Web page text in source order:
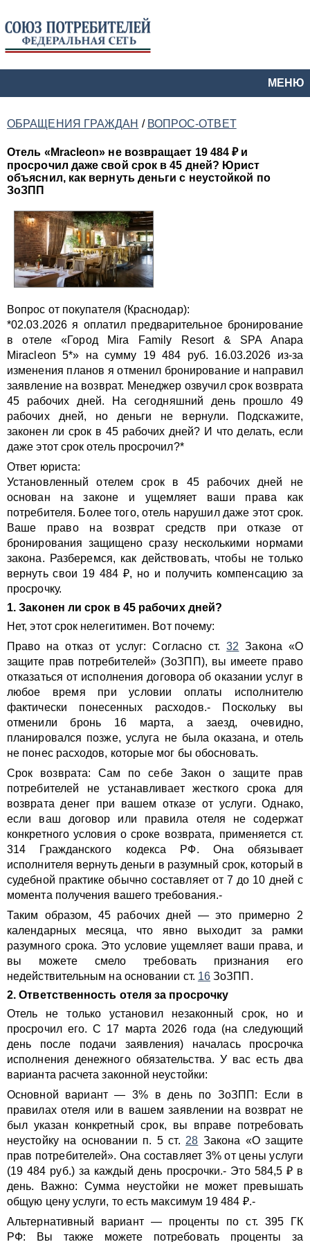
МЕНЮ
ОБРАЩЕНИЯ ГРАЖДАН / ВОПРОС-ОТВЕТ
Отель «Mracleon» не возвращает 19 484 ₽ и
просрочил даже свой срок в 45 дней? Юрист
объяснил, как вернуть деньги с неустойкой по
ЗоЗПП
Вопрос от покупателя (Краснодар):
*02.03.2026 я оплатил предварительное бронирование
в отеле «Город Mira Family Resort & SPA Anapa
Miracleon 5*» на сумму 19 484 руб. 16.03.2026 из-за
изменения планов я отменил бронирование и направил
заявление на возврат. Менеджер озвучил срок возврата
45 рабочих дней. На сегодняшний день прошло 49
рабочих дней, но деньги не вернули. Подскажите,
законен ли срок в 45 рабочих дней? И что делать, если
даже этот срок отель просрочил?*
Ответ юриста:
Установленный отелем срок в 45 рабочих дней не
основан на законе и ущемляет ваши права как
потребителя. Более того, отель нарушил даже этот срок.
Ваше право на возврат средств при отказе от
бронирования защищено сразу несколькими нормами
закона. Разберемся, как действовать, чтобы не только
вернуть свои 19 484 ₽, но и получить компенсацию за
просрочку.
1. Законен ли срок в 45 рабочих дней?
Нет, этот срок нелегитимен. Вот почему:
Право на отказ от услуг: Согласно ст.32 Закона «О
защите прав потребителей» (ЗоЗПП), вы имеете право
отказаться от исполнения договора об оказании услуг в
любое время при условии оплаты исполнителю
фактически понесенных расходов.- Поскольку вы
отменили бронь 16 марта, а заезд, очевидно,
планировался позже, услуга не была оказана, и отель
не понес расходов, которые мог бы обосновать.
Срок возврата: Сам по себе Закон о защите прав
потребителей не устанавливает жесткого срока для
возврата денег при вашем отказе от услуги. Однако,
если ваш договор или правила отеля не содержат
конкретного условия о сроке возврата, применяется ст.
314 Гражданского кодекса РФ. Она обязывает
исполнителя вернуть деньги в разумный срок, который в
судебной практике обычно составляет от 7 до 10 дней с
момента получения вашего требования.-
Таким образом, 45 рабочих дней — это примерно 2
календарных месяца, что явно выходит за рамки
разумного срока. Это условие ущемляет ваши права, и
вы можете смело требовать признания его
недействительным на основании ст. 16 ЗоЗПП.
2. Ответственность отеля за просрочку
Отель не только установил незаконный срок, но и
просрочил его. С 17 марта 2026 года (на следующий
день после подачи заявления) началась просрочка
исполнения денежного обязательства. У вас есть два
варианта расчета законной неустойки:
Основной вариант — 3% в день по ЗоЗПП: Если в
правилах отеля или в вашем заявлении на возврат не
был указан конкретный срок, вы вправе потребовать
неустойку на основании п. 5 ст. 28 Закона «О защите
прав потребителей». Она составляет 3% от цены услуги
(19 484 руб.) за каждый день просрочки.- Это 584,5 ₽ в
день. Важно: Сумма неустойки не может превышать
общую цену услуги, то есть максимум 19 484 ₽.-
Альтернативный вариант — проценты по ст. 395 ГК
РФ: Вы также можете потребовать проценты за